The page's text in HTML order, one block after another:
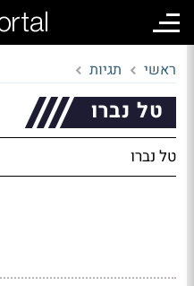
ראשי תגיות
טל נברו
טל נברו